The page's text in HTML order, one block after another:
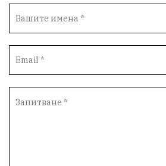
Безопастност
ДостойнаБългария Медицина
КултурноНаследство истина
референдум